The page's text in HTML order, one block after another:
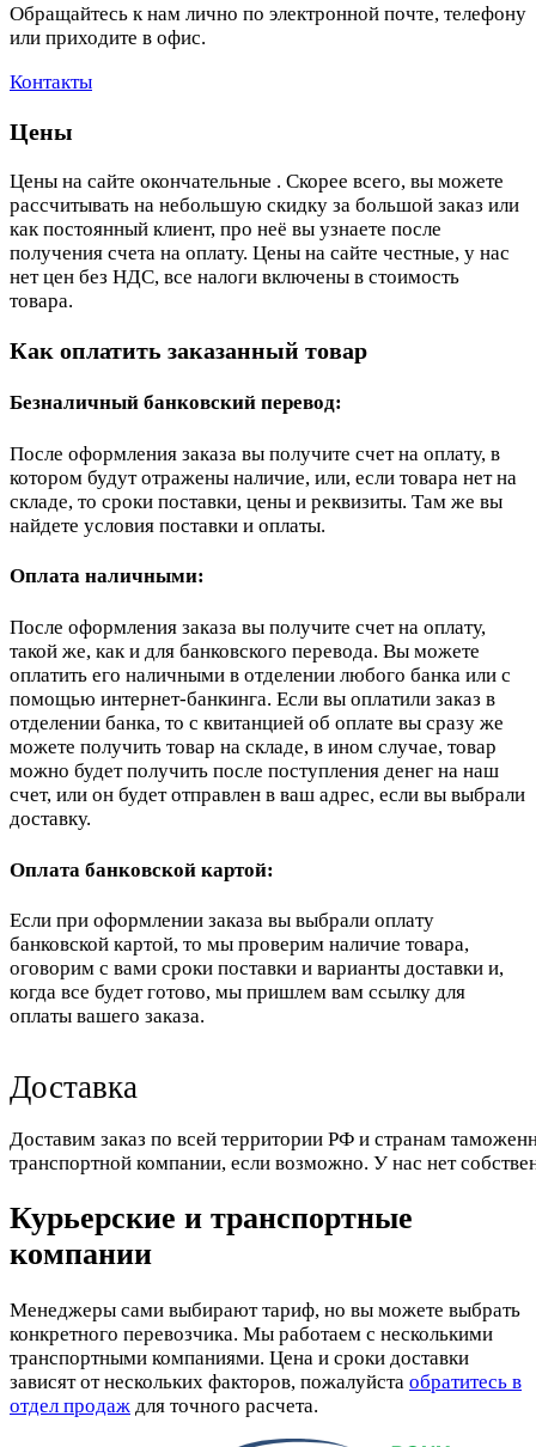
Обращайтесь к нам лично по электронной почте, телефону
или приходите в офис.
Контакты
Цены
Цены на сайте окончательные . Скорее всего, вы можете
рассчитывать на небольшую скидку за большой заказ или
как постоянный клиент, про неё вы узнаете после
получения счета на оплату. Цены на сайте честные, у нас
нет цен без НДС, все налоги включены в стоимость
товара.
Как оплатить заказанный товар
Безналичный банковский перевод:
После оформления заказа вы получите счет на оплату, в
котором будут отражены наличие, или, если товара нет на
складе, то сроки поставки, цены и реквизиты. Там же вы
найдете условия поставки и оплаты.
Оплата наличными:
После оформления заказа вы получите счет на оплату,
такой же, как и для банковского перевода. Вы можете
оплатить его наличными в отделении любого банка или с
помощью интернет-банкинга. Если вы оплатили заказ в
отделении банка, то с квитанцией об оплате вы сразу же
можете получить товар на складе, в ином случае, товар
можно будет получить после поступления денег на наш
счет, или он будет отправлен в ваш адрес, если вы выбрали
доставку.
Оплата банковской картой:
Если при оформлении заказа вы выбрали оплату
банковской картой, то мы проверим наличие товара,
оговорим с вами сроки поставки и варианты доставки и,
когда все будет готово, мы пришлем вам ссылку для
оплаты вашего заказа.
Доставка
Доставим заказ по всей территории РФ и странам
транспортной компании, если возможно. У нас нет
Курьерские и транспортные
компании
Менеджеры сами выбирают тариф, но вы можете выбрать
конкретного перевозчика. Мы работаем с несколькими
транспортными компаниями. Цена и сроки доставки
зависят от нескольких факторов, пожалуйста обратитесь в
отдел продаж для точного расчета.